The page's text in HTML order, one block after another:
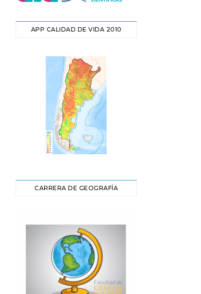
APP CALIDAD DE VIDA 2010
CARRERA DE GEOGRAFÍA